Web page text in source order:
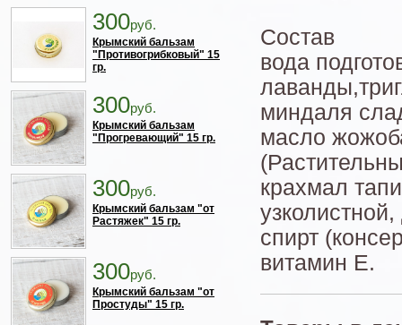
300руб.
Крымский бальзам
"Противогрибковый" 15
гр.
300руб.
Крымский бальзам
"Прогревающий" 15 гр.
300руб.
Крымский бальзам "от
Растяжек" 15 гр.
300руб.
Крымский бальзам "от
Простуды" 15 гр.
Состав
вода
миндаля
масло
крахмал
спирт
витамин E.